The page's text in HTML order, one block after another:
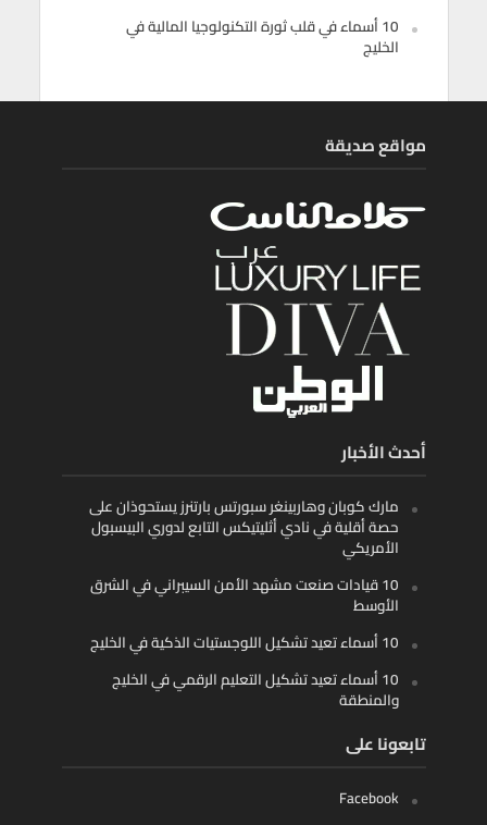
10 أسماء في قلب ثورة التكنولوجيا المالية في
الخليج
مواقع صديقة
أحدث الأخبار
مارك كوبان وهاربينغر سبورتس بارتنرز يستحوذان على
حصة أقلية في نادي أثليتيكس التابع لدوري البيسبول
الأمريكي
10 قيادات صنعت مشهد الأمن السيبراني في الشرق
الأوسط
10 أسماء تعيد تشكيل اللوجستيات الذكية في الخليج
10 أسماء تعيد تشكيل التعليم الرقمي في الخليج
والمنطقة
تابعونا على
Facebook